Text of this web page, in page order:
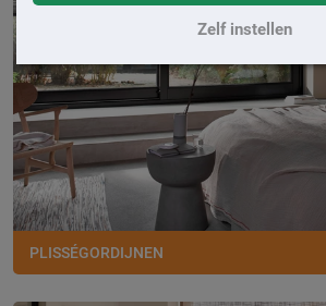
Zelf instellen
PLISSÉGORDIJNEN